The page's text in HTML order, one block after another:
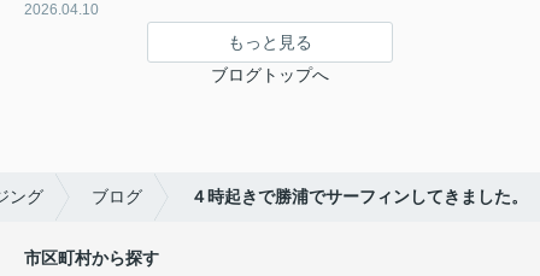
2026.04.10
もっと見る
ブログトップへ
ング ブログ ４時起きで勝浦でサーフィンしてきました。
市区町村から探す